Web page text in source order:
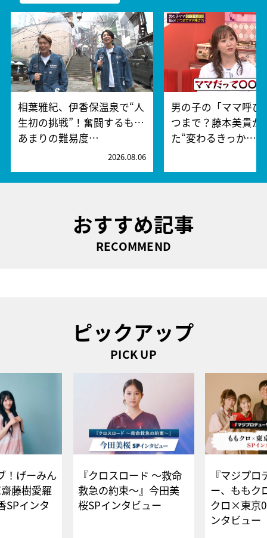
相葉雅紀、伊香保温泉で“人
生初の挑戦”！奮闘するも…
あまりの難易度…
2026.08.06
男の子の「ママ呼び
つまで？藤本美貴が
た“変わるきっか…
おすすめ記事
RECOMMEND
ピックアップ
PICK UP
！げーみん
藤樹愛羅
SPインタ
『クロスロード ～救命
救急の約束～』今田美
桜SPインタビュー
『マジプロ
ー、ももク
クロ×東京
ンタビュー